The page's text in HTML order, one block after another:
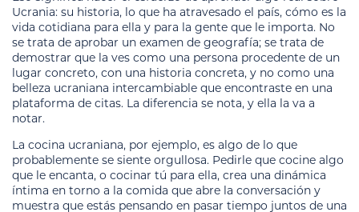
Ucrania: su historia, lo que ha atravesado el país, cómo es la
vida cotidiana para ella y para la gente que le importa. No
se trata de aprobar un examen de geografía; se trata de
demostrar que la ves como una persona procedente de un
lugar concreto, con una historia concreta, y no como una
belleza ucraniana intercambiable que encontraste en una
plataforma de citas. La diferencia se nota, y ella la va a
notar.
La cocina ucraniana, por ejemplo, es algo de lo que
probablemente se siente orgullosa. Pedirle que cocine algo
que le encanta, o cocinar tú para ella, crea una dinámica
íntima en torno a la comida que abre la conversación y
muestra que estás pensando en pasar tiempo juntos de una